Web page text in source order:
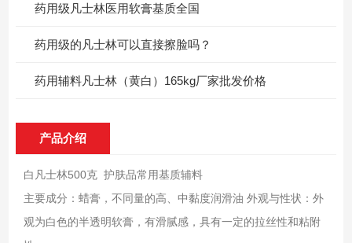
药用级凡士林医用软膏基质全国
药用级的凡士林可以直接擦脸吗？
药用辅料凡士林（黄白）165kg厂家批发价格
产品介绍
白凡士林500克 护肤品常用基质辅料
主要成分：蜡膏，不同量的高、中黏度润滑油 外观与性状：外
观为白色的半透明软膏，有滑腻感，具有一定的拉丝性和粘附